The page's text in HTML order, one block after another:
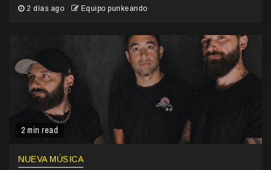
2 días ago Equipo punkeando
2 min read
NUEVA MÚSICA